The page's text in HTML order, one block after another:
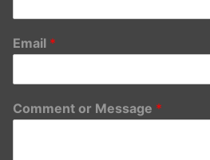
Email *
Comment or Message *